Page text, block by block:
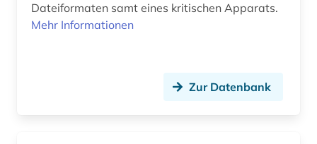
byzantinisches reich (2)
Schweden (9)
Dateiformaten samt eines kritischen Apparats.
Mehr Informationen
Zur Datenbank